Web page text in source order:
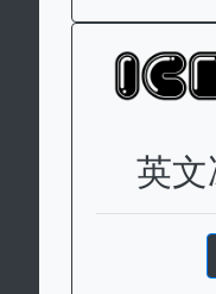
英文